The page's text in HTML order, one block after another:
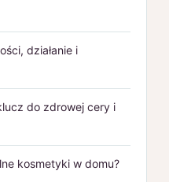
działanie i
do zdrowej cery i
kosmetyki w domu?